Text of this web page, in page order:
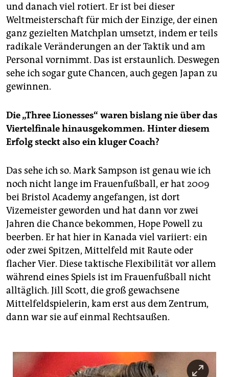
und danach viel rotiert. Er ist bei dieser
Weltmeisterschaft für mich der Einzige, der einen
ganz gezielten Matchplan umsetzt, indem er teils
radikale Veränderungen an der Taktik und am
Personal vornimmt. Das ist erstaunlich. Deswegen
sehe ich sogar gute Chancen, auch gegen Japan zu
gewinnen.
Die „Three Lionesses“ waren bislang nie über das
Viertelfinale hinausgekommen. Hinter diesem
Erfolg steckt also ein kluger Coach?
Das sehe ich so. Mark Sampson ist genau wie ich
noch nicht lange im Frauenfußball, er hat 2009
bei Bristol Academy angefangen, ist dort
Vizemeister geworden und hat dann vor zwei
Jahren die Chance bekommen, Hope Powell zu
beerben. Er hat hier in Kanada viel variiert: ein
oder zwei Spitzen, Mittelfeld mit Raute oder
flacher Vier. Diese taktische Flexibilität vor allem
während eines Spiels ist im Frauenfußball nicht
alltäglich. Jill Scott, die groß gewachsene
Mittelfeldspielerin, kam erst aus dem Zentrum,
dann war sie auf einmal Rechtsaußen.